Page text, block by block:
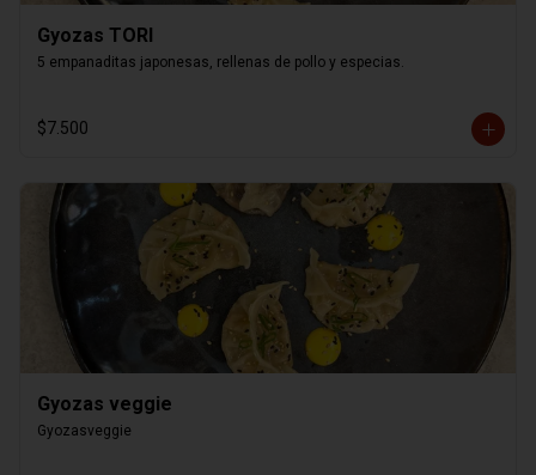
Gyozas TORI
5 empanaditas japonesas, rellenas de pollo y especias.
$7.500
Gyozas veggie
Gyozasveggie